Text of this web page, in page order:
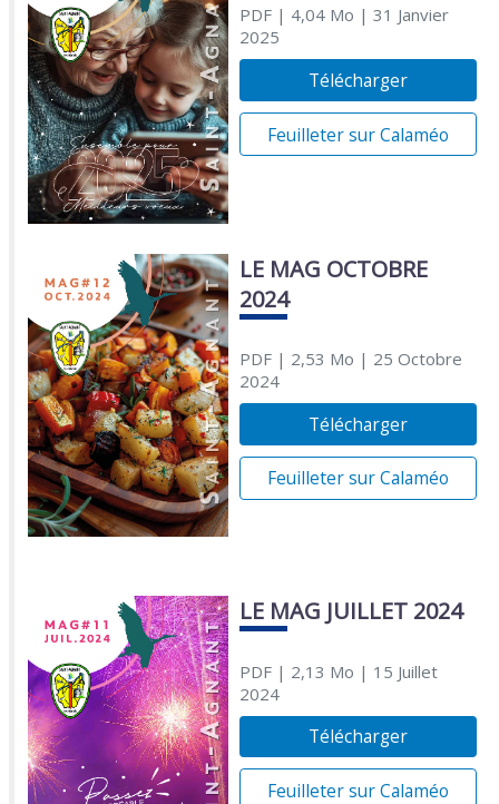
PDF| 4,04 Mo | 31 Janvier
2025
Télécharger
Feuilleter sur Calaméo
LE MAG OCTOBRE
2024
PDF| 2,53 Mo | 25 Octobre
2024
Télécharger
Feuilleter sur Calaméo
LE MAG JUILLET 2024
PDF| 2,13 Mo | 15 Juillet
2024
Télécharger
Feuilleter sur Calaméo